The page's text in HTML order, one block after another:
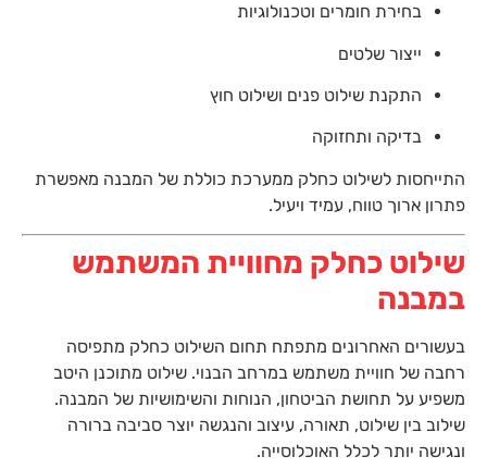
בחירת חומרים וטכנולוגיות
ייצור שלטים
התקנת שילוט פנים ושילוט חוץ
בדיקה ותחזוקה
התייחסות לשילוט כחלק ממערכת כוללת של המבנה מאפשרת
פתרון ארוך טווח, עמיד ויעיל.
שילוט כחלק מחוויית המשתמש
במבנה
בעשורים האחרונים מתפתח תחום השילוט כחלק מתפיסה
רחבה של חוויית משתמש במרחב הבנוי. שילוט מתוכנן היטב
משפיע על תחושת הביטחון, הנוחות והשימושיות של המבנה.
שילוב בין שילוט, תאורה, עיצוב והנגשה יוצר סביבה ברורה
ונגישה יותר לכלל האוכלוסייה.